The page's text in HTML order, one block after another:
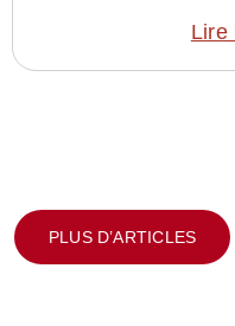
Lire
PLUS D’ARTICLES